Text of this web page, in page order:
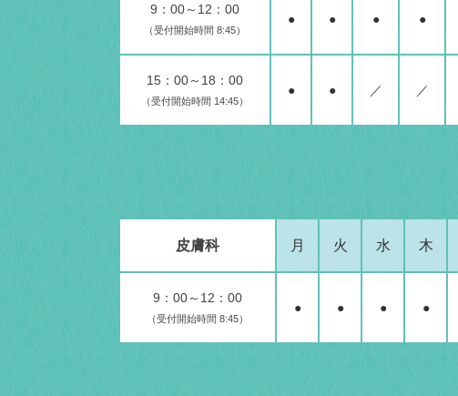
9：00～12：00
（受付開始時間 8:45）
● ● ● ●
15：00～18：00
（受付開始時間 14:45）
● ● ／ ／
皮膚科 月 火 水 木
9：00～12：00
（受付開始時間 8:45）
● ● ● ●